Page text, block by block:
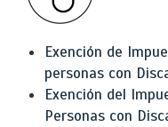
Exención de
personas con
Exención del
Personas con